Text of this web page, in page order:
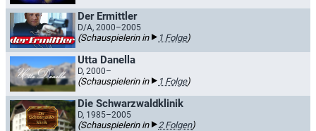
Der Ermittler
D/A, 2000–2005
(Schauspielerin in 1 Folge)
Utta Danella
D, 2000–
(Schauspielerin in 1 Folge)
Die Schwarzwaldklinik
D, 1985–2005
(Schauspielerin in 2 Folgen)